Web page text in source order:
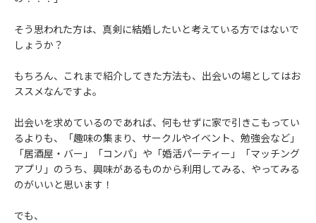
そう思われた方は、真剣に結婚したいと考えている方ではないで
しょうか？
もちろん、これまで紹介してきた方法も、出会いの場としてはお
ススメなんですよ。
出会いを求めているのであれば、何もせずに家で引きこもってい
るよりも、「趣味の集まり、サークルやイベント、勉強会など」
「居酒屋・バー」「コンパ」や「婚活パーティー」「マッチング
アプリ」のうち、興味があるものから利用してみる、やってみる
のがいいと思います！
でも、